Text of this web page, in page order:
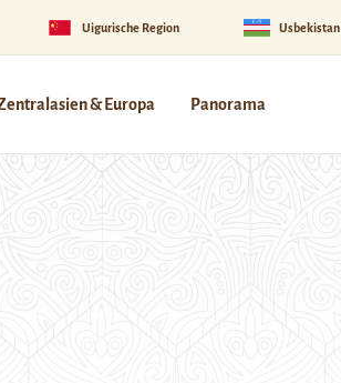
Uigurische Region Usbekistan
& Europa Panorama